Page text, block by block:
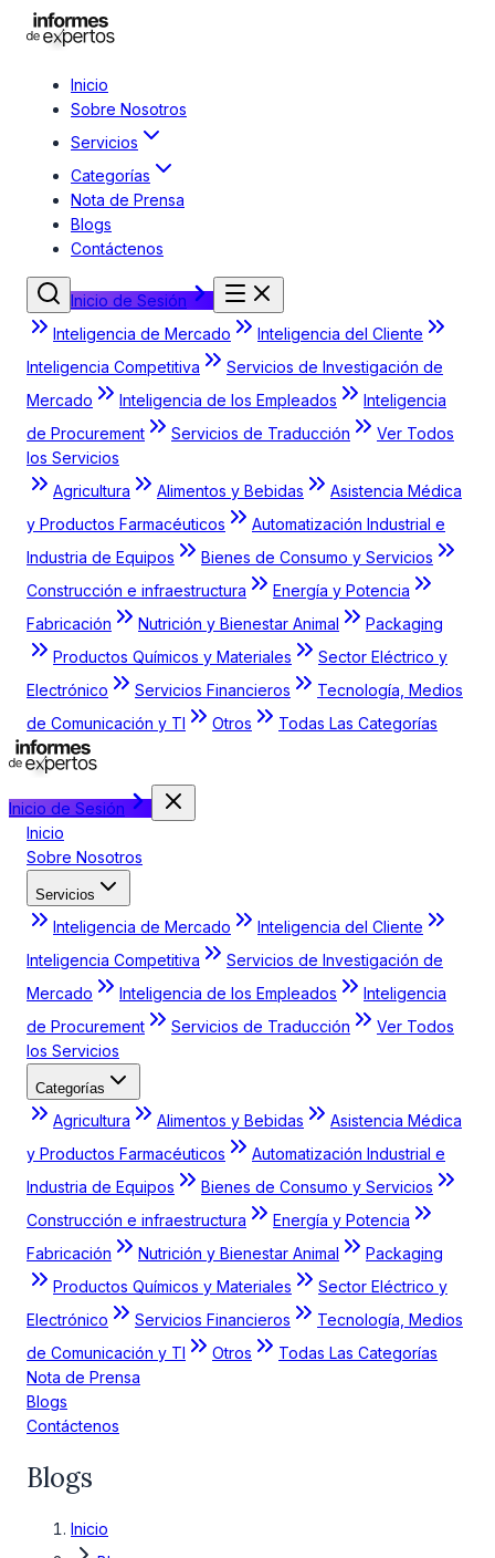
Inicio
Sobre Nosotros
Servicios
Categorías
Nota de Prensa
Blogs
Contáctenos
Inicio de Sesión
Inteligencia de Mercado
Inteligencia del Cliente
Inteligencia Competitiva
Servicios de Investigación de
Mercado
Inteligencia de los Empleados
Inteligencia
de Procurement
Servicios de Traducción
Ver Todos
los Servicios
Agricultura
Alimentos y Bebidas
Asistencia Médica
y Productos Farmacéuticos
Automatización Industrial e
Industria de Equipos
Bienes de Consumo y Servicios
Construcción e infraestructura
Energía y Potencia
Fabricación
Nutrición y Bienestar Animal
Packaging
Productos Químicos y Materiales
Sector Eléctrico y
Electrónico
Servicios Financieros
Tecnología, Medios
de Comunicación y TI
Otros Todas Las Categorías
Inicio de Sesión
Inicio
Sobre Nosotros
Servicios
Inteligencia de Mercado
Inteligencia del Cliente
Inteligencia Competitiva
Servicios de Investigación de
Mercado
Inteligencia de los Empleados
Inteligencia
de Procurement
Servicios de Traducción
Ver Todos
los Servicios
Categorías
Agricultura Alimentos y Bebidas
Asistencia Médica
y Productos Farmacéuticos
Automatización Industrial e
Industria de Equipos
Bienes de Consumo y Servicios
Construcción e infraestructura
Energía y Potencia
Fabricación
Nutrición y Bienestar Animal
Packaging
Productos Químicos y Materiales
Sector Eléctrico y
Electrónico
Servicios Financieros
Tecnología, Medios
de Comunicación y TI
Otros
Todas Las Categorías
Nota de Prensa
Blogs
Contáctenos
Blogs
Inicio